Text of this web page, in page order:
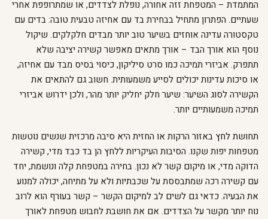
המתמדת – המטפחת זזה אחורה, נופלת לצדדים, או שמתרופפת אחרי
שעתיים. הפתרון מתחיל בבחירת בד עם אחיזה טבעית טובה: בדים עם
טקסטורה עדינה אוחזים בשיער טוב יותר מבדים חלקלקים. שיקול
נוסף הוא אורך הבד – אורך מתאים מאפשר קשירה יציבה שלא
תתפרק. אביזרי תמיכה כמו סרט סיליקון, כיסוי בסיס מבד עם אחיזה,
או סיכות עדינות יכולים לסייע משמעותית. חשוב גם להתאים את
הקשירה לסוג השיער: שיער חלק יחליק יותר מהר, ולכן ידרוש אביזרי
תמיכה משמעותיים יותר.
תחושת לחץ באזור הרקות או החזית היא סיבה מרכזית שנשים נוטשות
מטפחות יפות שקנו. הסיבות העיקריות ללחץ הן בד כבד מדי, קשירה
הדוקה מדי, או מיקום קשר לא נכון. בחירה במטפחת קלה ונושמת, יחד
עם קשירה רכה שמתבססת על שכבתיות ולא על מתיחה, יכולה למנוע
את הבעיה. כדאי גם לשים לב למיקום הקשר – קשר בעורף הוא לרוב
נוח יותר מקשר על הצדדים. אם את חושבת לחבוש מטפחת לאורך